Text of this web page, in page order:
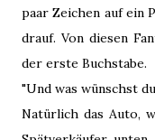
paar Zeichen auf ein
drauf. Von diesen
der erste Buchstabe.
"Und was wünschst
Natürlich das Auto,